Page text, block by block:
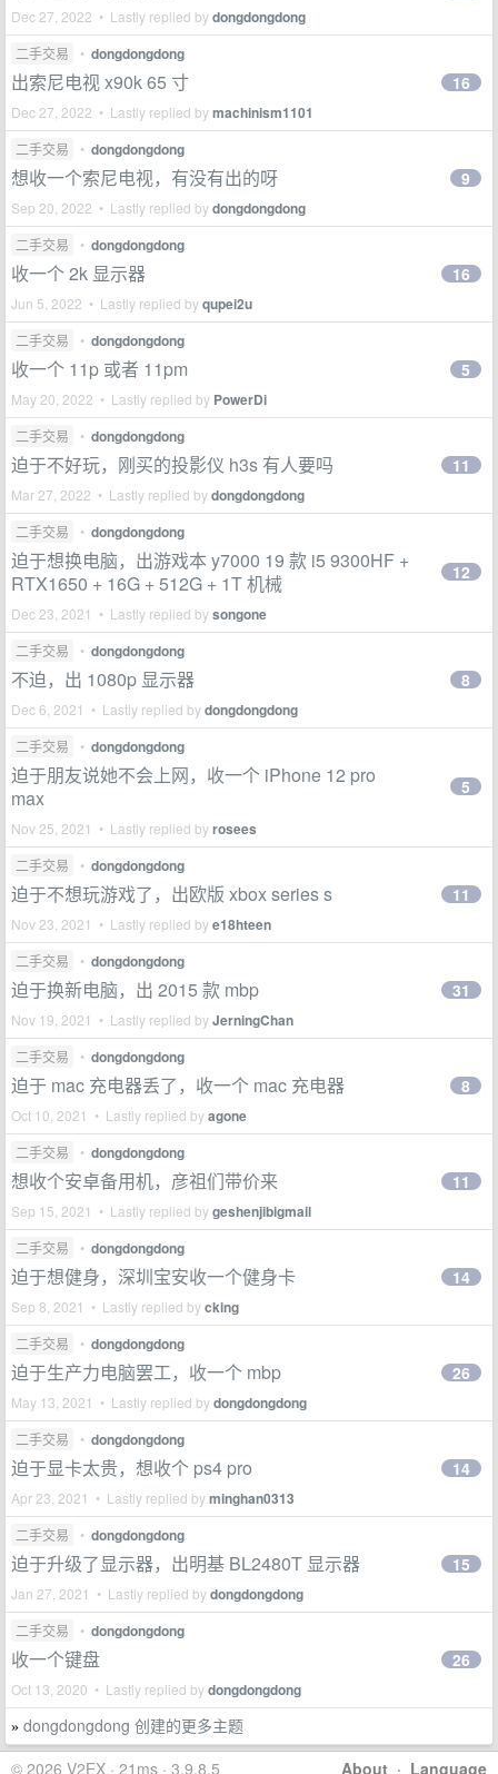
Dec 27, 2022 • Lastly replied bydongdongdong
二手交易 • dongdongdong
出索尼电视 x90k 65 寸
Dec 27, 2022 • Lastly replied bymachinism1101
16
二手交易 • dongdongdong
想收一个索尼电视，有没有出的呀
Sep 20, 2022 • Lastly replied bydongdongdong
9
二手交易 • dongdongdong
收一个 2k 显示器
Jun 5, 2022 • Lastly replied byqupei2u
16
二手交易 • dongdongdong
收一个 11p 或者 11pm
May 20, 2022 • Lastly replied by PowerDi
5
二手交易 • dongdongdong
迫于不好玩，刚买的投影仪 h3s 有人要吗
Mar 27, 2022 • Lastly replied bydongdongdong
11
二手交易 • dongdongdong
迫于想换电脑，出游戏本 y7000 19 款 i5 9300HF +
RTX1650 + 16G + 512G + 1T 机械
Dec 23, 2021 • Lastly replied bysongone
12
二手交易 • dongdongdong
不迫，出 1080p 显示器
Dec 6, 2021 • Lastly replied bydongdongdong
8
二手交易 • dongdongdong
迫于朋友说她不会上网，收一个 iPhone 12 pro
max
Nov 25, 2021 • Lastly replied byrosees
5
二手交易 • dongdongdong
迫于不想玩游戏了，出欧版 xbox series s
Nov 23, 2021 • Lastly replied bye18hteen
11
二手交易 • dongdongdong
迫于换新电脑，出 2015 款 mbp
Nov 19, 2021 • Lastly replied byJerningChan
31
二手交易 • dongdongdong
迫于 mac 充电器丢了，收一个 mac 充电器
Oct 10, 2021 • Lastly replied byagone
8
二手交易 • dongdongdong
想收个安卓备用机，彦祖们带价来
Sep 15, 2021 • Lastly replied bygeshenjibigmail
11
二手交易 • dongdongdong
迫于想健身，深圳宝安收一个健身卡
Sep 8, 2021 • Lastly replied bycking
14
二手交易 • dongdongdong
迫于生产力电脑罢工，收一个 mbp
May 13, 2021 • Lastly replied bydongdongdong
26
二手交易 • dongdongdong
迫于显卡太贵，想收个 ps4 pro
Apr 23, 2021 • Lastly replied byminghan0313
14
二手交易 • dongdongdong
迫于升级了显示器，出明基 BL2480T 显示器
Jan 27, 2021 • Lastly replied bydongdongdong
15
二手交易 • dongdongdong
收一个键盘
Oct 13, 2020 • Lastly replied bydongdongdong
26
» dongdongdong 创建的更多主题
About · Language
© 2026 V2EX · 21ms · 3.9.8.5